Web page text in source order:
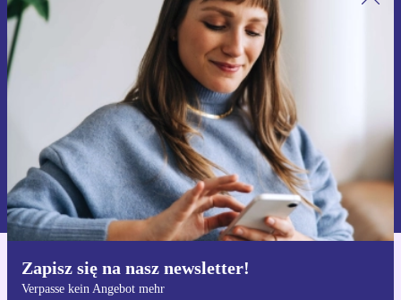
Zapisz się na nasz newsletter!
Verpasse kein Angebot mehr
Zapisz się na nasz newsletter!
Nie przegap żadnej oferty.
Zarejestruj się
Informacje na temat używania danych osobowych znajdują się w
naszej
Polityce prywatności
Pobierz aplikację refurbed
Dla iOS i Android